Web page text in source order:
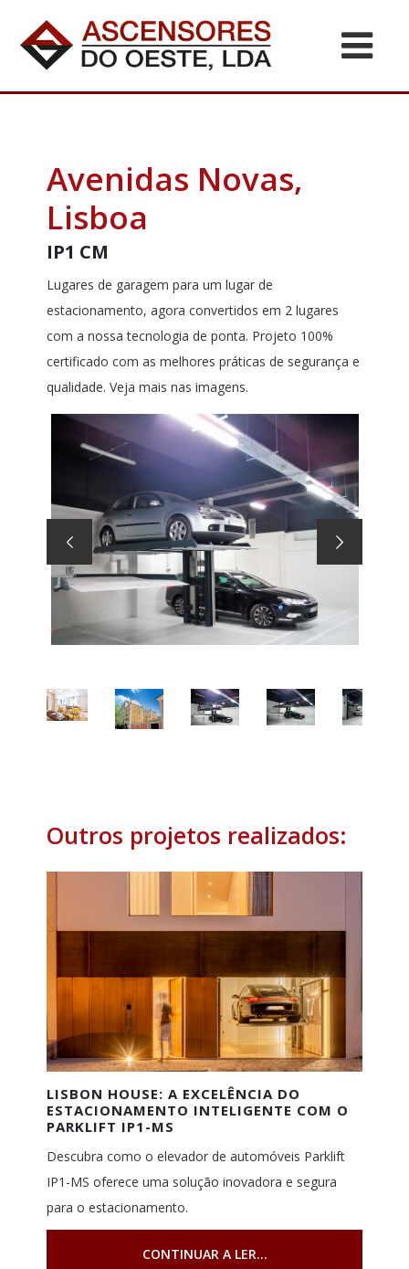
Avenidas Novas,
Lisboa
IP1 CM
Lugares de garagem para um lugar de
estacionamento, agora convertidos em 2 lugares
com a nossa tecnologia de ponta. Projeto 100%
certificado com as melhores práticas de segurança e
qualidade. Veja mais nas imagens.
Outros projetos realizados:
LISBON HOUSE: A EXCELÊNCIA DO
ESTACIONAMENTO INTELIGENTE COM O
PARKLIFT IP1-MS
Descubra como o elevador de automóveis Parklift
IP1-MS oferece uma solução inovadora e segura
para o estacionamento.
CONTINUAR A LER...